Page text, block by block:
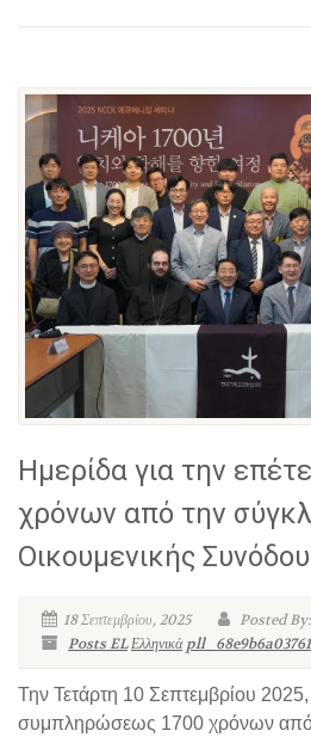
Ημερίδα για την
χρόνων από την
Οικουμενικής Συνόδου
18 Σεπτεμβρίου, 2025
Posted
Posts ELΕλληνικά
Την Τετάρτη 10 Σεπτεμβρίου 2025,
συμπληρώσεως 1700 χρόνων από